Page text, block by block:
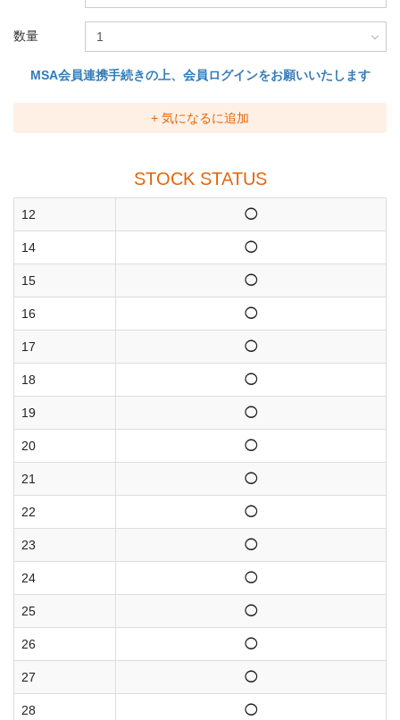
数量
MSA会員連携手続きの上、会員ログインをお願いいたします
+ 気になるに追加
STOCK STATUS
12 ◯
14 ◯
15 ◯
16 ◯
17 ◯
18 ◯
19 ◯
20 ◯
21 ◯
22 ◯
23 ◯
24 ◯
25 ◯
26 ◯
27 ◯
28 ◯